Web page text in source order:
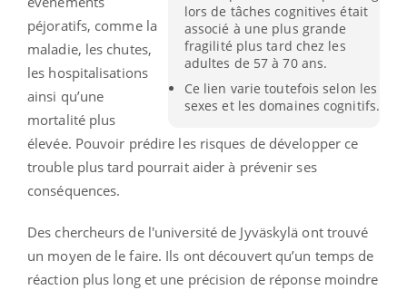
lors de tâches cognitives était
associé à une plus grande
fragilité plus tard chez les
adultes de 57 à 70 ans.
Ce lien varie toutefois selon les
sexes et les domaines cognitifs.
péjoratifs, comme la
maladie, les chutes,
les hospitalisations
ainsi qu’une
mortalité plus
élevée. Pouvoir prédire les risques de développer ce
trouble plus tard pourrait aider à prévenir ses
conséquences.
Des chercheurs de l'université de Jyväskylä ont trouvé
un moyen de le faire. Ils ont découvert qu’un temps de
réaction plus long et une précision de réponse moindre